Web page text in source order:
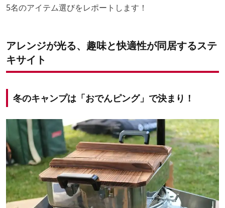
5名のアイテム選びをレポートします！
アレンジが光る、趣味と快適性が同居するステ
キサイト
冬のキャンプは「おでんピング」で決まり！